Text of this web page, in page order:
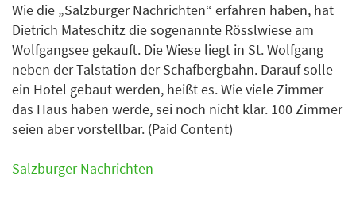
Wie die „Salzburger Nachrichten“ erfahren haben, hat
Dietrich Mateschitz die sogenannte Rösslwiese am
Wolfgangsee gekauft. Die Wiese liegt in St. Wolfgang
neben der Talstation der Schafbergbahn. Darauf solle
ein Hotel gebaut werden, heißt es. Wie viele Zimmer
das Haus haben werde, sei noch nicht klar. 100 Zimmer
seien aber vorstellbar. (Paid Content)
Salzburger Nachrichten